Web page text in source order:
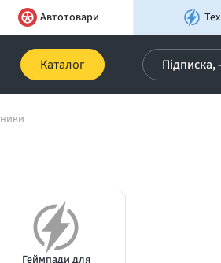
Автотовари
Каталог Підписка,
Геймпади для